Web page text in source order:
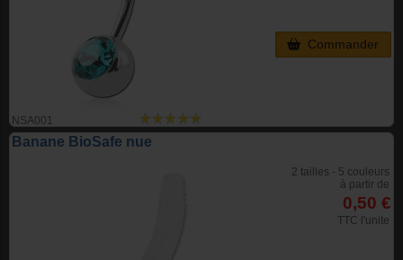
NSA001
Commander
Banane BioSafe nue
2 tailles - 5 couleurs
à partir de
0,50 €
TTC l'unite